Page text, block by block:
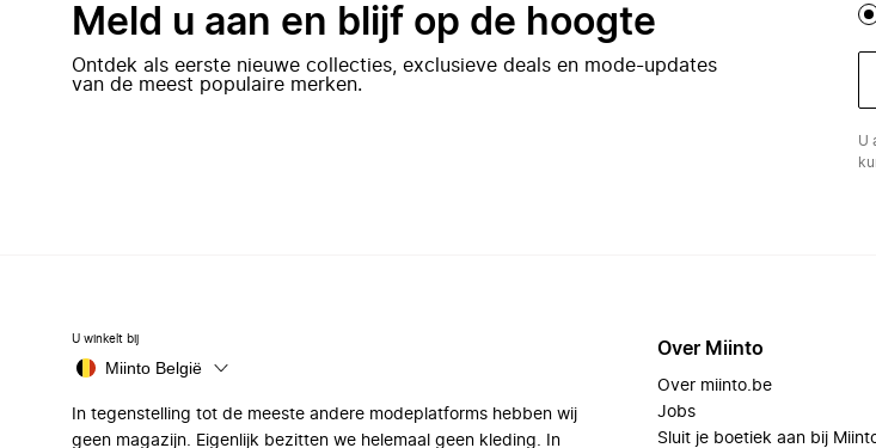
Meld u aan en blijf op de hoogte
Ontdek als eerste nieuwe collecties, exclusieve deals en mode-updates
van de meest populaire merken.
U
U winkelt bij
Miinto België
In tegenstelling tot de meeste andere modeplatforms hebben wij
geen magazijn. Eigenlijk bezitten we helemaal geen kleding. In
Over Miinto
Over miinto.be
Jobs
Sluit je boetiek aan bij